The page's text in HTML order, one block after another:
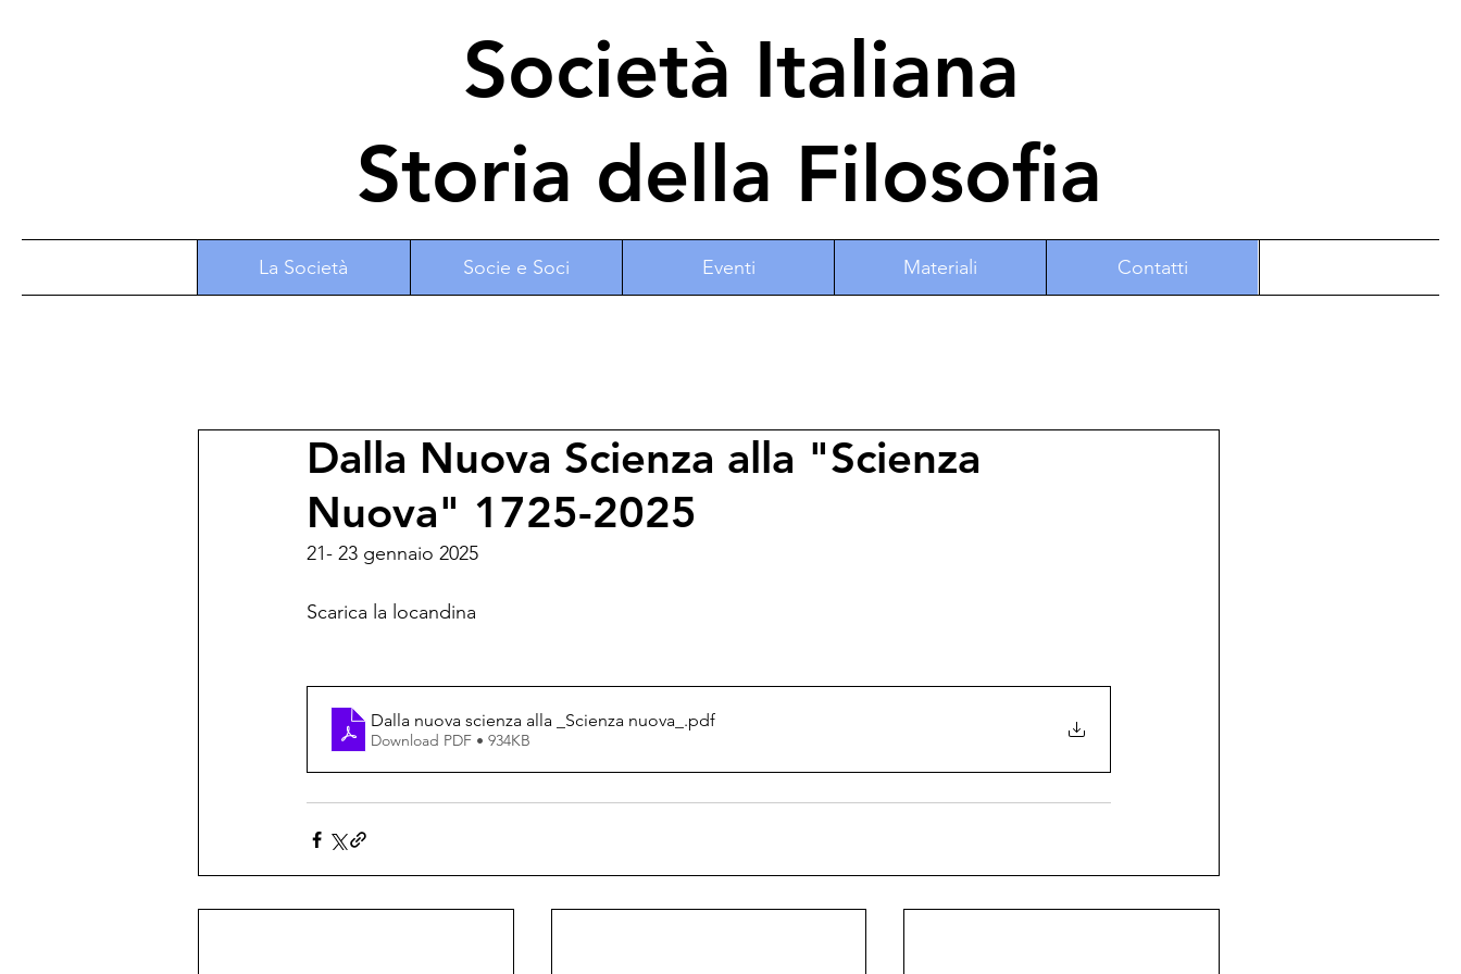
Società Italiana
Storia della Filosofia
La Società Socie e Soci Eventi Materiali Contatti
Dalla Nuova Scienza alla "Scienza
Nuova" 1725-2025
21- 23 gennaio 2025
Scarica la locandina
Dalla nuova scienza alla _Scienza nuova_ .pdf
Download PDF • 934KB